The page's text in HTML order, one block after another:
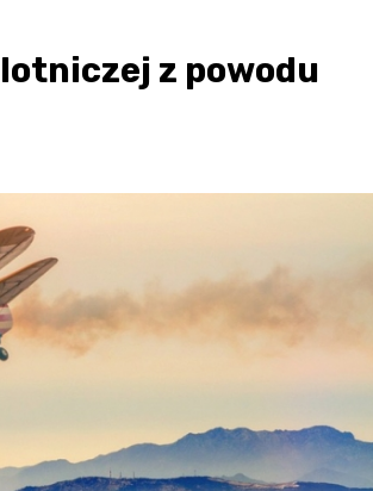
z powodu